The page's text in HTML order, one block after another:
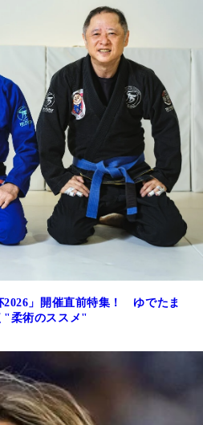
2026」開催直前特集！ ゆでたま
"柔術のススメ"